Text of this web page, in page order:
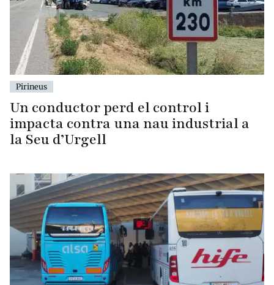
Pirineus
Un conductor perd el control i
impacta contra una nau industrial a
la Seu d’Urgell